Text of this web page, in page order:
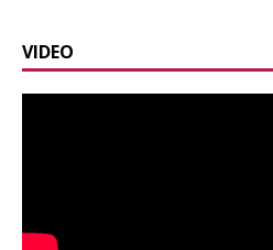
VIDEO